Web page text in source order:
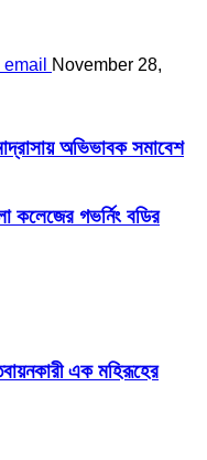
November 28,
অভিভাবক সমাবেশ
কলেজের গভর্নিং বডির
এক মহিরূহের